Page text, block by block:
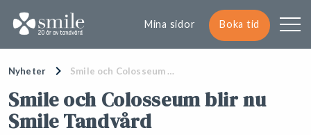
Nyheter Smile och Colosseum …
Smile och Colosseum blir nu
Smile Tandvård
Mina sidor Boka tid